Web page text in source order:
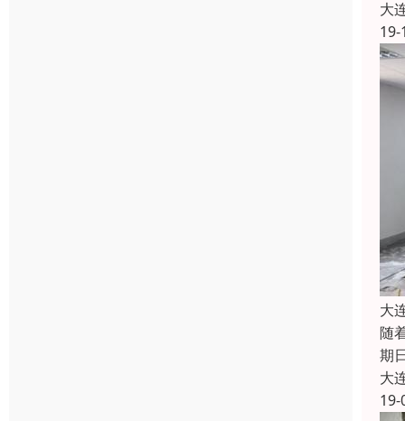
大
19-
大
随
期
大
19-